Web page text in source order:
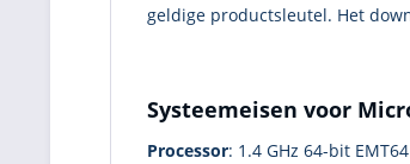
geldige productsleutel. Het
Systeemeisen voor
Processor: 1.4 GHz 64-bit